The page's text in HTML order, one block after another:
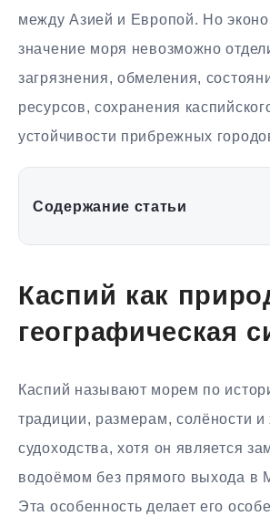
между Азией и Европой. Но
значение моря невозможно
загрязнения, обмеления,
ресурсов, сохранения
устойчивости прибрежных
Содержание статьи
Каспий как
географическая
Каспий называют морем по
традиции, размерам, солёности и
судоходства, хотя он является
водоёмом без прямого выхода в
Эта особенность делает его